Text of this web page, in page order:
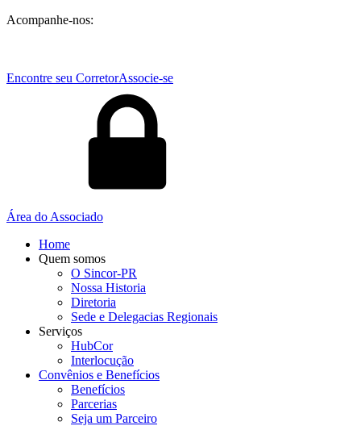
Acompanhe-nos:
Encontre seu CorretorAssocie-se
Área do Associado
Home
Quem somos
O Sincor-PR
Nossa Historia
Diretoria
Sede e Delegacias Regionais
Serviços
HubCor
Interlocução
Convênios e Benefícios
Benefícios
Parcerias
Seja um Parceiro